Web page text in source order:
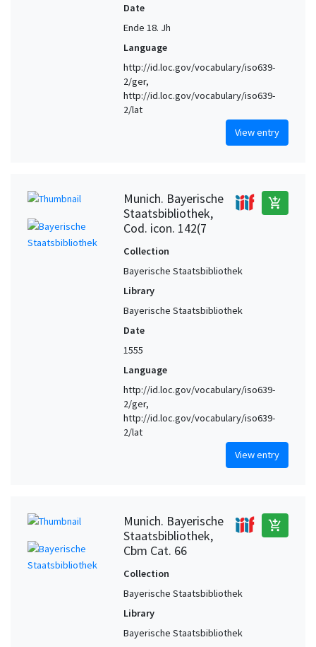
Date
Ende 18. Jh
Language
http://id.loc.gov/vocabulary/iso639-
2/ger,
http://id.loc.gov/vocabulary/iso639-
2/lat
View entry
Munich. Bayerische
Staatsbibliothek,
Cod. icon. 142(7
add_shopping_cart
Collection
Bayerische Staatsbibliothek
Library
Bayerische Staatsbibliothek
Date
1555
Language
http://id.loc.gov/vocabulary/iso639-
2/ger,
http://id.loc.gov/vocabulary/iso639-
2/lat
View entry
Munich. Bayerische
Staatsbibliothek,
Cbm Cat. 66
add_shopping_cart
Collection
Bayerische Staatsbibliothek
Library
Bayerische Staatsbibliothek